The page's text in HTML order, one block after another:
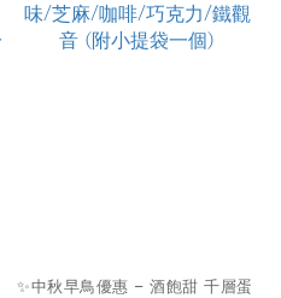
✨中秋早鳥優惠 - 酒飽甜 千層蛋